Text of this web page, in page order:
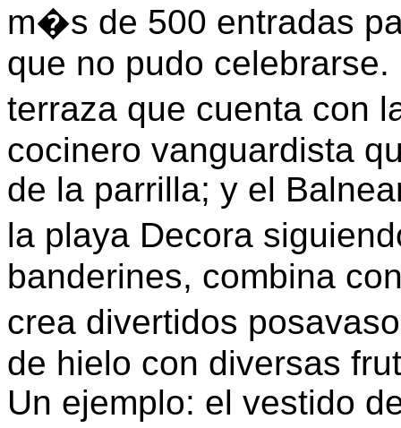
m�s de 500 entradas
que no pudo
terraza que cuenta con
cocinero vanguardista
de la parrilla; y el
la playa Decora
banderines, combina
crea divertidos
de hielo con diversas
Un ejemplo: el vestido